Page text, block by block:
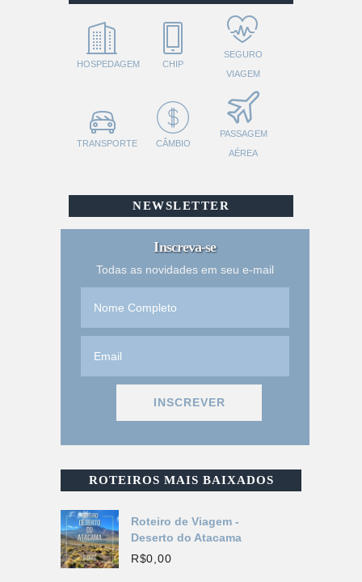
HOSPEDAGEM CHIP
SEGURO
VIAGEM
TRANSPORTE CÂMBIO
PASSAGEM
AÉREA
NEWSLETTER
Inscreva-se
Todas as novidades em seu e-mail
ROTEIROS MAIS BAIXADOS
Roteiro de Viagem -
Deserto do Atacama
R$0,00